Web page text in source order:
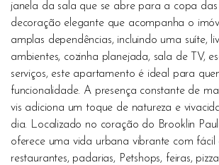
janela da sala que se abre para a copa
decoração elegante que acompanha o
amplas dependências, incluindo uma suíte,
ambientes, cozinha planejada, sala de TV,
serviços, este apartamento é ideal para
funcionalidade. A presença constante de
vis adiciona um toque de natureza e
dia. Localizado no coração do Brooklin
oferece uma vida urbana vibrante com fácil
restaurantes, padarias, Petshops, feiras,